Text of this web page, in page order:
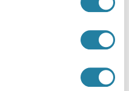
eredményt.
és a funkcionális-